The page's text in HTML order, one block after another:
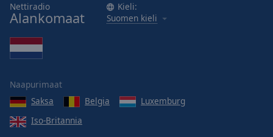
Font
Family
Done
Close
Dialog
Nettiradio
Alankomaat
Kieli:
Suomen kieli
Naapurimaat
Saksa
Belgia
Luxemburg
Iso-Britannia